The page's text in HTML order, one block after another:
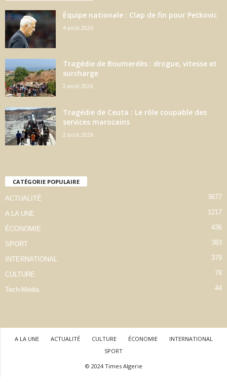
Équipe nationale : Clap de fin pour Petkovic
4 août 2026
Tragédie de Boumerdès : drogue, vitesse et
surcharge
2 août 2026
Tragédie de Ceuta : Le rôle coupable des
services marocains
2 août 2026
CATÉGORIE POPULAIRE
ACTUALITÉ 3677
A LA UNE 1217
ÉCONOMIE 436
SPORT 383
INTERNATIONAL 379
CULTURE 78
Tech-Média 44
A LA UNE ACTUALITÉ CULTURE ÉCONOMIE
INTERNATIONAL
SPORT
© 2024 Times Algerie